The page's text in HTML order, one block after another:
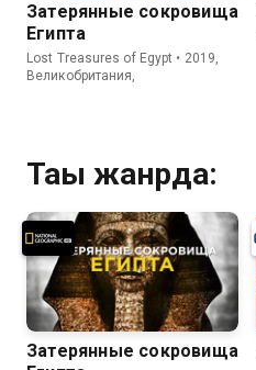
Затерянные сокровища
Египта
Lost Treasures of Egypt • 2019,
Великобритания,
Тағы жанрда:
Затерянные сокровища